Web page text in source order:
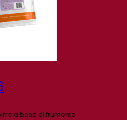
a base di frumento